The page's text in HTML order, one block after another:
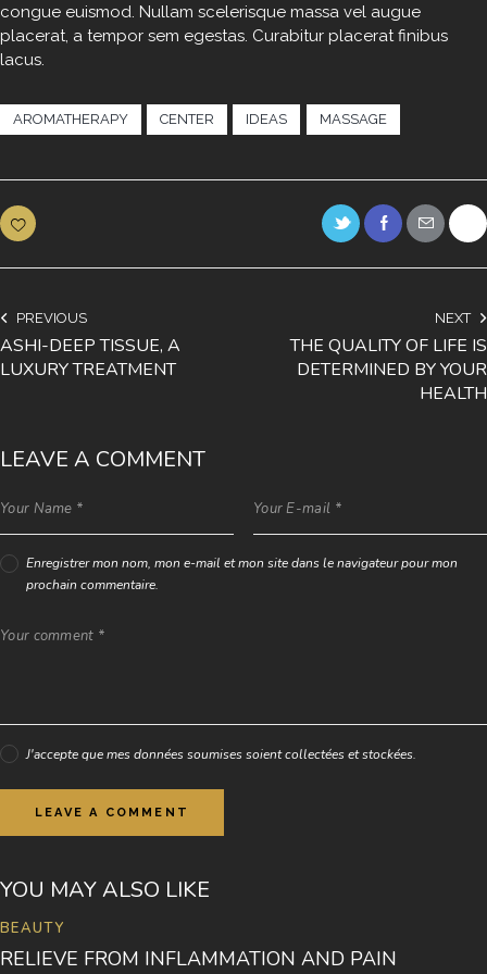
d
g
e
g
e
n
,
e
a
c
u
s
a
e
e
t
d
e
y
congue euismod. Nullam scelerisque massa vel augue
placerat, a tempor sem egestas. Curabitur placerat finibus
lacus.
AROMATHERAPY CENTER IDEAS MASSAGE
PREVIOUS
ASHI-DEEP TISSUE, A
LUXURY TREATMENT
NEXT
THE QUALITY OF LIFE IS
DETERMINED BY YOUR
HEALTH
LEAVE A COMMENT
Enregistrer mon nom, mon e-mail et mon site dans le navigateur pour mon
prochain commentaire.
J'accepte que mes données soumises soient collectées et stockées.
YOU MAY ALSO LIKE
BEAUTY
RELIEVE FROM INFLAMMATION AND PAIN